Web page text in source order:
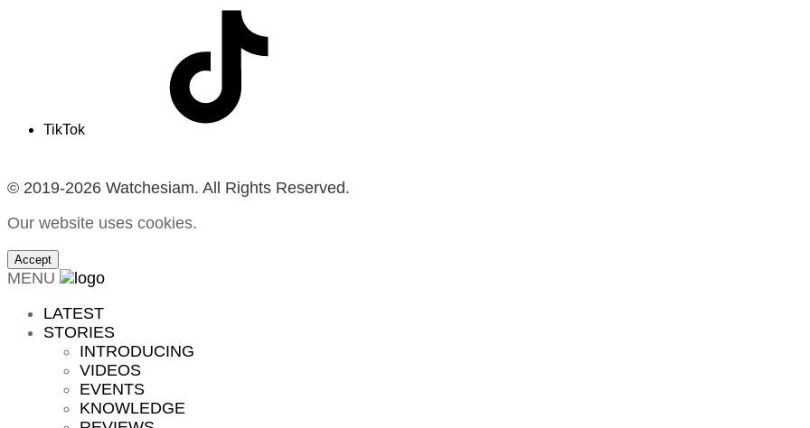
TikTok
© 2019-2026 Watchesiam. All Rights Reserved.
Our website uses cookies.
Accept
MENU
LATEST
STORIES
INTRODUCING
VIDEOS
EVENTS
KNOWLEDGE